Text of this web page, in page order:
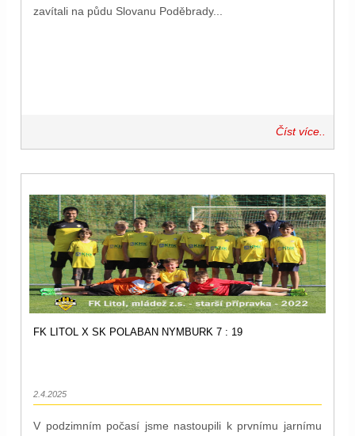
zavítali na půdu Slovanu Poděbrady...
Číst více..
FK LITOL X SK POLABAN NYMBURK 7 : 19
2.4.2025
V podzimním počasí jsme nastoupili k prvnímu jarnímu